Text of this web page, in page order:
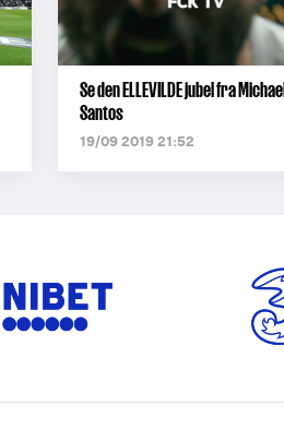
Se den ELLEVILDE jubel fra Michael
Santos
19/09 2019 21:52